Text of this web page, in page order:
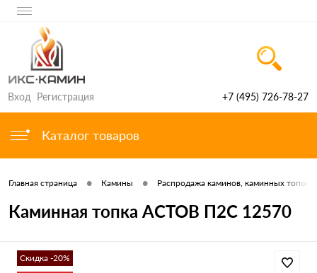
Вход Регистрация +7 (495) 726-78-27
Каталог товаров
Главная страница • Камины • Распродажа каминов, каминных топок
Каминная топка АСТОВ П2С 12570
Скидка -20%